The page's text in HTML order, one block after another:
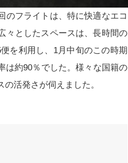
のフライトは、特に快適なエコ
々としたスペースは、長時間の
を利用し、1月中旬のこの時期
は約90％でした。様々な国籍の
活発さが伺えました。